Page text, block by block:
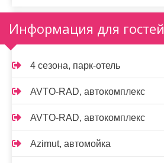
Информация для гостей
4 сезона, парк-отель
AVTO-RAD, автокомплекс
AVTO-RAD, автокомплекс
Azimut, автомойка